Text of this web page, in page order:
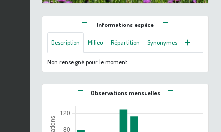
Informations espèce
Description Milieu Répartition Synonymes
Non renseigné pour le moment
Observations mensuelles